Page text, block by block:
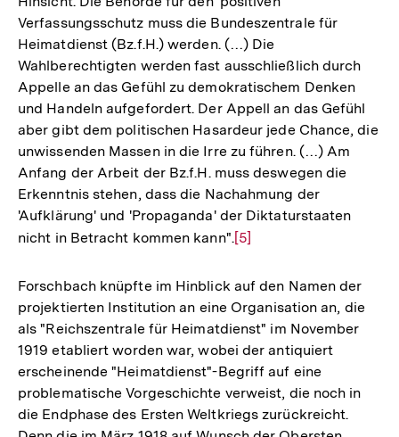
Verfassungsschutz muss die Bundeszentrale für
Heimatdienst (Bz.f.H.) werden. (…) Die
Wahlberechtigten werden fast ausschließlich durch
Appelle an das Gefühl zu demokratischem Denken
und Handeln aufgefordert. Der Appell an das Gefühl
aber gibt dem politischen Hasardeur jede Chance, die
unwissenden Massen in die Irre zu führen. (…) Am
Anfang der Arbeit der Bz.f.H. muss deswegen die
Erkenntnis stehen, dass die Nachahmung der
'Aufklärung' und 'Propaganda' der Diktaturstaaten
nicht in Betracht kommen kann".Zur
der
Fußnote
[5]
Forschbach knüpfte im Hinblick auf den Namen der
projektierten Institution an eine Organisation an, die
als "Reichszentrale für Heimatdienst" im November
1919 etabliert worden war, wobei der antiquiert
erscheinende "Heimatdienst"-Begriff auf eine
problematische Vorgeschichte verweist, die noch in
die Endphase des Ersten Weltkriegs zurückreicht.